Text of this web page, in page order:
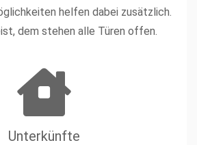
helfen dabei zusätzlich.
dem stehen alle Türen offen.
Unterkünfte